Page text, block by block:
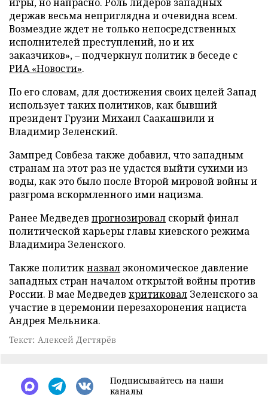
игры, но напрасно. Роль лидеров западных
держав весьма неприглядна и очевидна всем.
Возмездие ждет не только непосредственных
исполнителей преступлений, но и их
заказчиков», – подчеркнул политик в беседе с
РИА «Новости».
По его словам, для достижения своих целей Запад
использует таких политиков, как бывший
президент Грузии Михаил Саакашвили и
Владимир Зеленский.
Зампред Совбеза также добавил, что западным
странам на этот раз не удастся выйти сухими из
воды, как это было после Второй мировой войны и
разгрома вскормленного ими нацизма.
Ранее Медведев прогнозировал скорый финал
политической карьеры главы киевского режима
Владимира Зеленского.
Также политикназвал экономическое давление
западных стран началом открытой войны против
России. В мае Медведев критиковал Зеленского за
участие в церемонии перезахоронения нациста
Андрея Мельника.
Текст: Алексей Дегтярёв
Подписывайтесь на наши
каналы